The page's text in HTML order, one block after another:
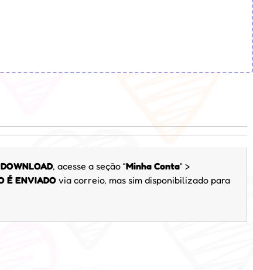
DOWNLOAD, acesse a seção “Minha Conta” >
É ENVIADOvia correio, mas sim disponibilizado para